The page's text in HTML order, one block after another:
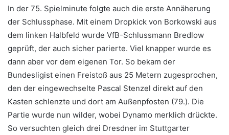
In der 75. Spielminute folgte auch die erste Annäherung
der Schlussphase. Mit einem Dropkick von Borkowski aus
dem linken Halbfeld wurde VfB-Schlussmann Bredlow
geprüft, der auch sicher parierte. Viel knapper wurde es
dann aber vor dem eigenen Tor. So bekam der
Bundesligist einen Freistoß aus 25 Metern zugesprochen,
den der eingewechselte Pascal Stenzel direkt auf den
Kasten schlenzte und dort am Außenpfosten (79.). Die
Partie wurde nun wilder, wobei Dynamo merklich drückte.
So versuchten gleich drei Dresdner im Stuttgarter